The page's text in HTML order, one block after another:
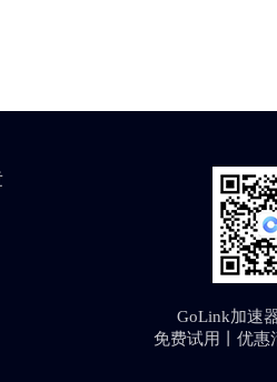
GoLink加速
免费试用丨优惠